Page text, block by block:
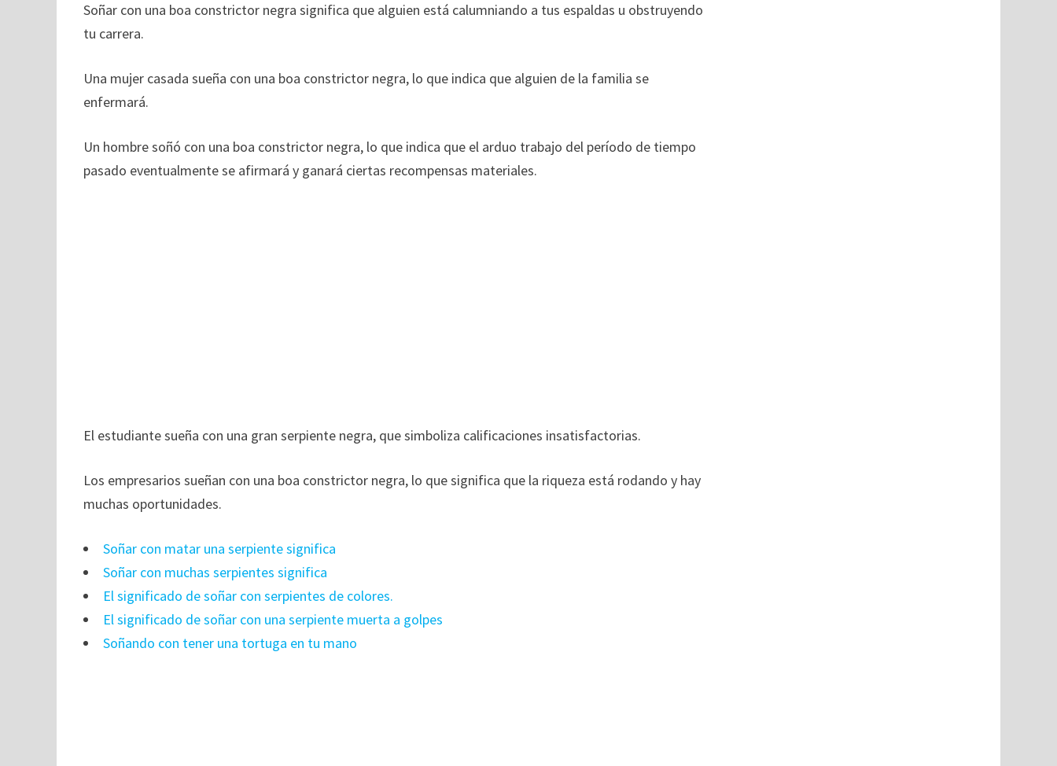
Soñar con una boa constrictor negra significa que alguien está calumniando a tus espaldas u obstruyendo
tu carrera.
Una mujer casada sueña con una boa constrictor negra, lo que indica que alguien de la familia se
enfermará.
Un hombre soñó con una boa constrictor negra, lo que indica que el arduo trabajo del período de tiempo
pasado eventualmente se afirmará y ganará ciertas recompensas materiales.
El estudiante sueña con una gran serpiente negra, que simboliza calificaciones insatisfactorias.
Los empresarios sueñan con una boa constrictor negra, lo que significa que la riqueza está rodando y hay
muchas oportunidades.
Soñar con matar una serpiente significa
Soñar con muchas serpientes significa
El significado de soñar con serpientes de colores.
El significado de soñar con una serpiente muerta a golpes
Soñando con tener una tortuga en tu mano